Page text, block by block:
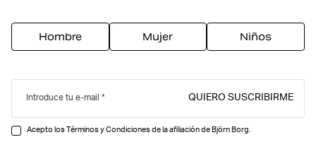
Hombre Mujer Niños
Introduce tu e-mail QUIERO SUSCRIBIRME
Acepto los Términos y Condiciones de la afiliación de Björn Borg.